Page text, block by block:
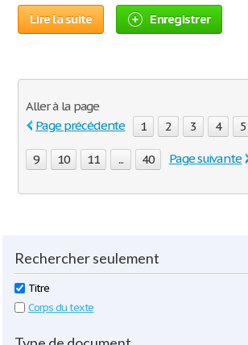
Lire la suite Enregistrer
Aller à la page
Page précédente
1 2 3 4 5
9 10 11 ... 40 Page suivante
Rechercher seulement
Titre
Corps du texte